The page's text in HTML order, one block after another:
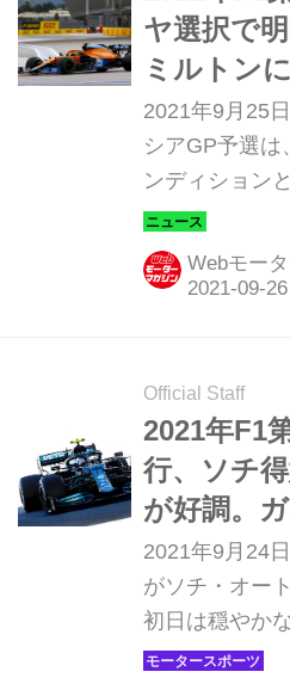
ヤ選択で
ミルトン
獲得【ロ
2021年9月25
シアGP予選は
ンディション
が改善する中
ミングで上手
ヤに交換した
勢はソフトタ
り、ルイス・
まった。最後
るマックス・
ドブル・ホン
なく予選を切
Webモー
Official Staff
2021年F1
行、ソチ
が好調。
スタッペ
GP】
2021年9月24
がソチ・オー
初日は穏やか
が行われたが